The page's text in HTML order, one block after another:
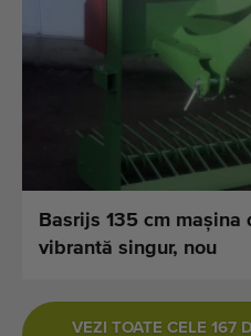
Basrijs 135 cm
vibrantă singur, nou
VEZI TOATE CELE 167